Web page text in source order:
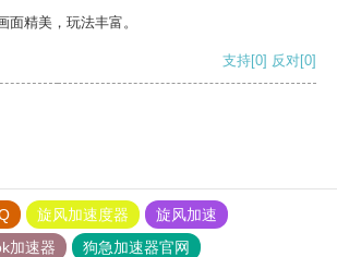
面精美，玩法丰富。
支持[0] 反对[0]
旋风加速度器
旋风加速
加速器
狗急加速器官网